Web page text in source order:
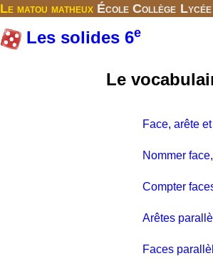
Le matou matheux École Collège Lycée
Les solides 6e
Le
Face, arête
Nommer
Compter
Arêtes
Faces